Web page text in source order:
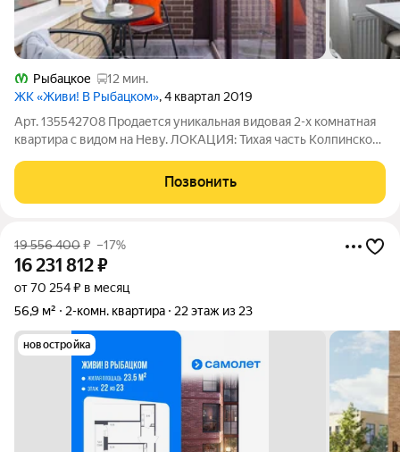
Рыбацкое
12 мин.
ЖК «Живи! В Рыбацком», 4 квартал 2019
Арт. 135542708 Продается уникальная видовая 2-х комнатная
квартира с видом на Неву. ЛОКАЦИЯ: Тихая часть Колпинского
площадок, мест для парковки. Рядом школа, детский сад,
продуктовые магазины
Позвонить
19 556 400₽ –17%
16 231 812₽
от 70 254 ₽ в месяц
56,9 м²
2-комн. квартира 22 этаж из 23
новостройка